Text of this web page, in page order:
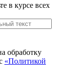
в курсе всех
обработку
«Политикой